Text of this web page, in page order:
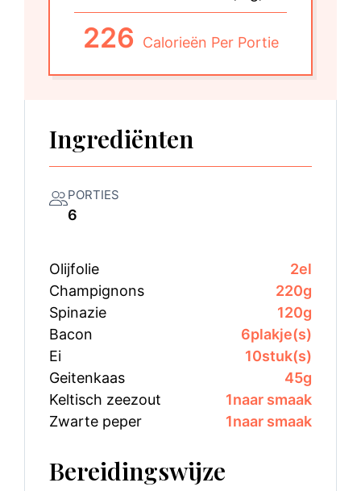
226 Calorieën Per Portie
Ingrediënten
PORTIES
6
Olijfolie 2el
Champignons
220g
Spinazie
120g
Bacon
6plakje(s)
Ei
10stuk(s)
Geitenkaas
45g
Keltisch zeezout
1naar smaak
Zwarte peper
1naar smaak
Bereidingswijze